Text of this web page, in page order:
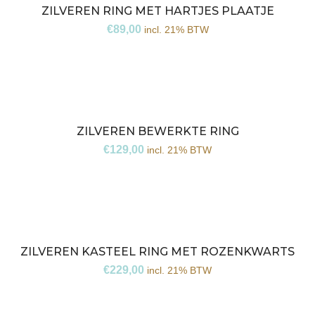
ZILVEREN RING MET HARTJES PLAATJE
€89,00 incl. 21% BTW
ZILVEREN BEWERKTE RING
€129,00 incl. 21% BTW
ZILVEREN KASTEEL RING MET ROZENKWARTS
€229,00 incl. 21% BTW